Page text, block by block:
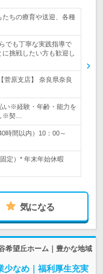
ちの療育や送迎、各種
でも丁寧な実践指導で
挑戦したい方も歓迎し
菅原支店】 奈良県奈良
い※経験・年齢・能力を
※契…
時間以内）10：00～
定）* 年末年始休暇
気になる
希望丘ホーム｜豊かな地域
少なめ｜福利厚生充実